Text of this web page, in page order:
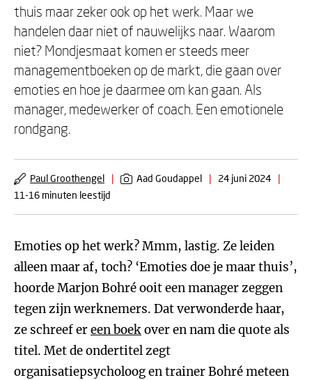
thuis maar zeker ook op het werk. Maar we
handelen daar niet of nauwelijks naar. Waarom
niet? Mondjesmaat komen er steeds meer
managementboeken op de markt, die gaan over
emoties en hoe je daarmee om kan gaan. Als
manager, medewerker of coach. Een emotionele
rondgang.
Paul Groothengel | Aad Goudappel | 24 juni 2024
|
11-16 minuten leestijd
Emoties op het werk? Mmm, lastig. Ze leiden
alleen maar af, toch? ‘Emoties doe je maar thuis’,
hoorde Marjon Bohré ooit een manager zeggen
tegen zijn werknemers. Dat verwonderde haar,
ze schreef ereen boekover en nam die quote als
titel. Met de ondertitel zegt
organisatiepsycholoog en trainer Bohré meteen